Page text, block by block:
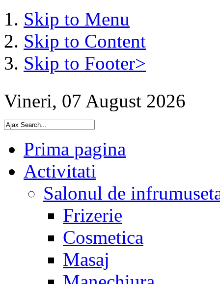
Skip to Menu
Skip to Content
Skip to Footer>
Vineri, 07 August 2026
Prima pagina
Activitati
Salonul de
Frizerie
Cosmetica
Masaj